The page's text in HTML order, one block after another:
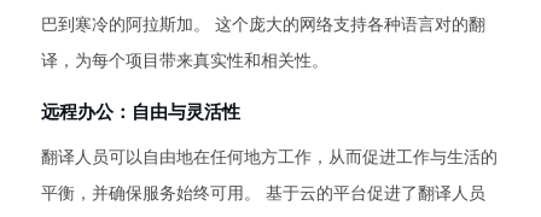
巴到寒冷的阿拉斯加。 这个庞大的网络支持各种语言对的翻
译，为每个项目带来真实性和相关性。
远程办公：自由与灵活性
翻译人员可以自由地在任何地方工作，从而促进工作与生活的
平衡，并确保服务始终可用。 基于云的平台促进了翻译人员